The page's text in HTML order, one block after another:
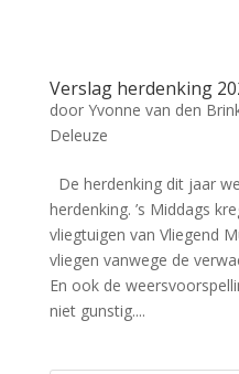
Verslag herdenking
door Yvonne van den
Deleuze
De herdenking dit jaar
herdenking. ’s Middags
vliegtuigen van Vliegend
vliegen vanwege de
En ook de
niet gunstig....